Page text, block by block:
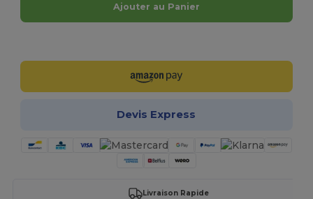
Ajouter au Panier
Devis Express
Livraison Rapide